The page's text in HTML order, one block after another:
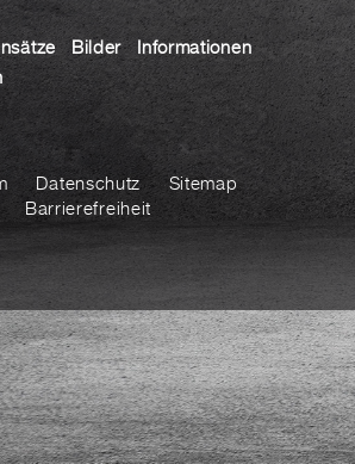
Bilder
Informationen
Datenschutz
Sitemap
Barrierefreiheit